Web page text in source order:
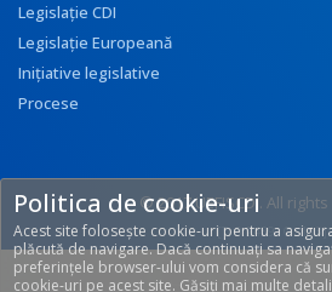
Legislație CDI
Legislație Europeană
Inițiative legislative
Procese
© 2017 UEFISCDI. All
[T: 0.2459, O: 113]
Politica de cookie-uri
Acest site folosește cookie-uri pentru a
plăcută de navigare. Dacă continuați sa
preferințele browser-ului vom considera că
cookie-uri pe acest site. Găsiți mai multe